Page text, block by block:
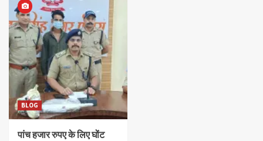
BLOG
पांच हजार रुपए के लिए घोंट